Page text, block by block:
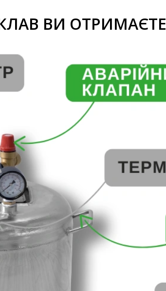
ВИ ОТРИМАЄТЕ